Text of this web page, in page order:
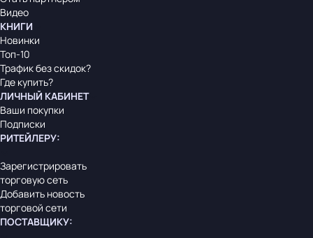
Видео
КНИГИ
Новинки
Топ-10
Трафик без скидок?
Где купить?
ЛИЧНЫЙ КАБИНЕТ
Ваши покупки
Подписки
РИТЕЙЛЕРУ:
Зарегистрировать
торговую сеть
Добавить новость
торговой сети
ПОСТАВЩИКУ: